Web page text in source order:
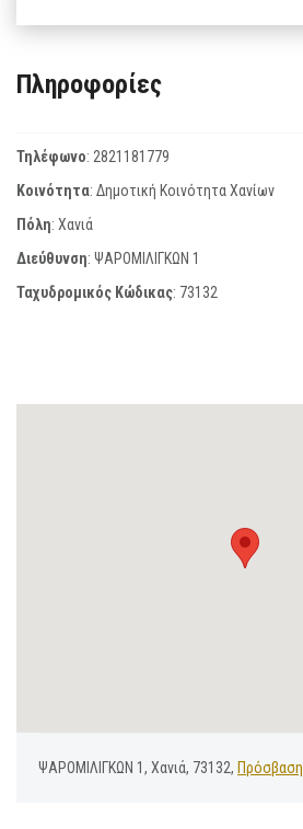
Πληροφορίες
Τηλέφωνο: 2821181779
Κοινότητα: Δημοτική Κοινότητα Χανίων
Πόλη: Χανιά
Διεύθυνση: ΨΑΡΟΜΙΛΙΓΚΩΝ 1
Ταχυδρομικός Κώδικας: 73132
ΨΑΡΟΜΙΛΙΓΚΩΝ 1, Χανιά, 73132, Πρόσβαση